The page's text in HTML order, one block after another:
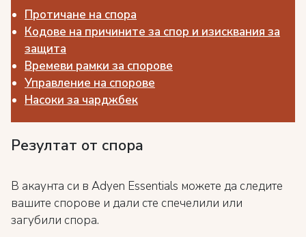
Протичане на спора
Кодове на причините за спор и изисквания за
защита
Времеви рамки за спорове
Управление на спорове
Насоки за чарджбек
Резултат от спора
В акаунта си в Adyen Essentials можете да следите
вашите спорове и дали сте спечелили или
загубили спора.